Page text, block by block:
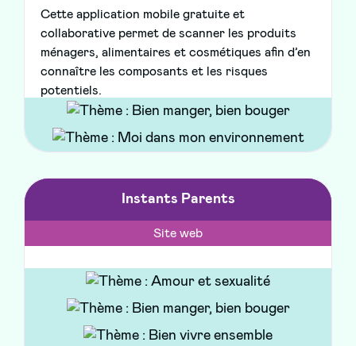
Cette application mobile gratuite et
collaborative permet de scanner les produits
ménagers, alimentaires et cosmétiques afin d’en
connaître les composants et les risques
potentiels.
Instants Parents
Site web
Promotion Santé BFC - 2024
Ce nouveau compte sur Facebook et Instagram
vise à accompagner les parents d'enfants de 0 à